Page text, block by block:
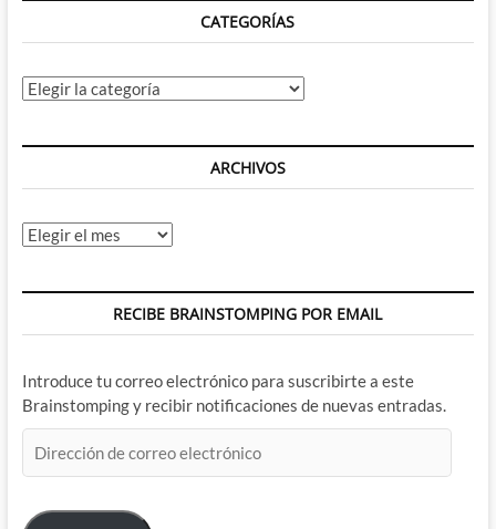
CATEGORÍAS
Categorías
ARCHIVOS
Archivos
RECIBE BRAINSTOMPING POR EMAIL
Introduce tu correo electrónico para suscribirte a este
Brainstomping y recibir notificaciones de nuevas entradas.
de
electrónico